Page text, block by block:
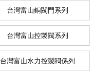
台灣富山銅閥門系列
台灣富山控製閥系列
台灣富山水力控製閥係列